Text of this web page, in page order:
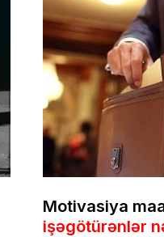
Motivasiya
işəgötürənlər